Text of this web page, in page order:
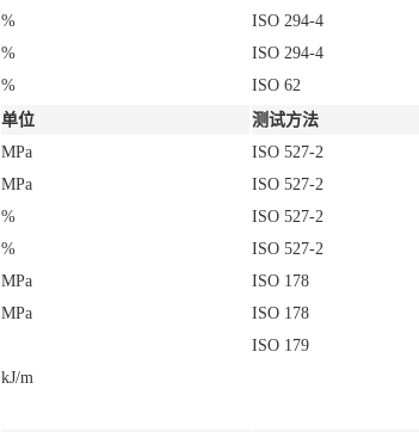
%
ISO 294-4
%
ISO 294-4
%
ISO 62
单位
测试方法
MPa
ISO 527-2
MPa
ISO 527-2
%
ISO 527-2
%
ISO 527-2
MPa
ISO 178
MPa
ISO 178
ISO 179
kJ/m